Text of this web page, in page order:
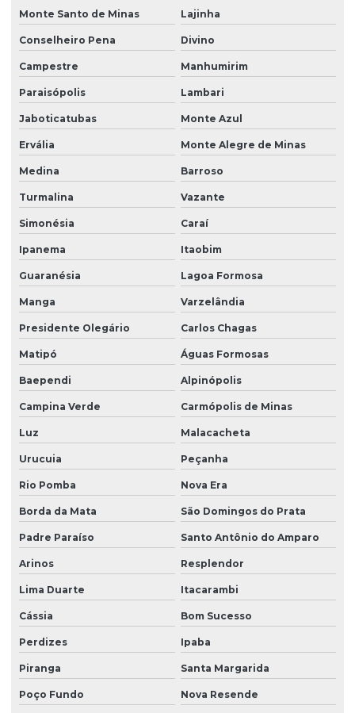
Monte Santo de Minas Lajinha
Conselheiro Pena Divino
Campestre Manhumirim
Paraisópolis Lambari
Jaboticatubas Monte Azul
Ervália Monte Alegre de Minas
Medina Barroso
Turmalina Vazante
Simonésia Caraí
Ipanema Itaobim
Guaranésia Lagoa Formosa
Manga Varzelândia
Presidente Olegário Carlos Chagas
Matipó Águas Formosas
Baependi Alpinópolis
Campina Verde Carmópolis de Minas
Luz Malacacheta
Urucuia Peçanha
Rio Pomba Nova Era
Borda da Mata São Domingos do Prata
Padre Paraíso Santo Antônio do Amparo
Arinos Resplendor
Lima Duarte Itacarambi
Cássia Bom Sucesso
Perdizes Ipaba
Piranga Santa Margarida
Poço Fundo Nova Resende